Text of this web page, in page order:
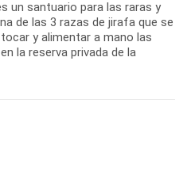
un santuario para las raras y
de las 3 razas de jirafa que se
y alimentar a mano las
la reserva privada de la